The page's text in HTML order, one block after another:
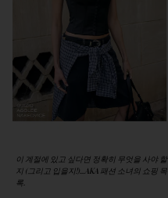
이 계절에 있고 싶다면 정확히 무엇을 사야 할
지 (그리고 입을지!)...AKA 패션 소녀의 쇼핑 목
록.